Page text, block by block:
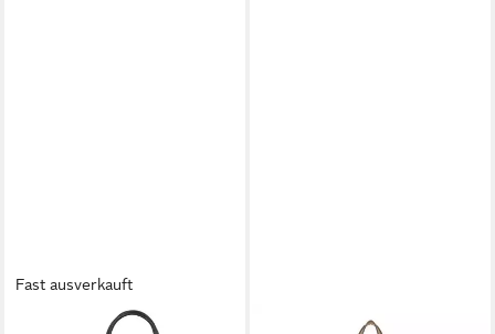
Fast ausverkauft
U.S. POLO ASSN. U.S. POLO ASSN.